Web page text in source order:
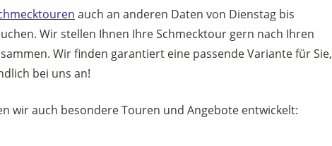
auch an anderen Daten von Dienstag bis
Wir stellen Ihnen Ihre Schmecktour gern nach Ihren
Wir finden garantiert eine passende Variante für Sie,
bei uns an!
wir auch besondere Touren und Angebote entwickelt: